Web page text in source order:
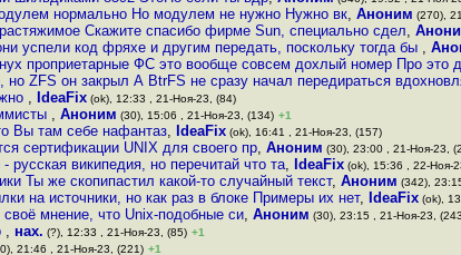
нормально Но модулем не нужно Нужно вк, Аноним (270),
Скажите спасибо фирме Sun, специально сдел,
успели код фряхе и другим передать, поскольку тогда бы ,
проприетарные ФС это вообще совсем дохлый номер Про это
но ZFS он закрыл А BtrFS не сразу начал передираться
, IdeaFix (ok), 12:33 , 21-Ноя-23, (84)
, Аноним (30), 15:06 , 21-Ноя-23, (134) +1
Вы там себе нафантаз, IdeaFix (ok), 16:41 , 21-Ноя-23, (157)
сертификации UNIX для своего пр, Аноним (30), 23:00 , 21-Ноя-23,
русская википедия, но перечитай что та, IdeaFix (ok), 15:36 , 22-Ноя-
Ты же скопипастил какой-то случайный текст, Аноним (342),
на источники, но как раз в блоке Примеры их нет, IdeaFix (ok),
мнение, что Unix-подобные си, Аноним (30), 23:15 , 21-Ноя-23,
, нах. (?), 12:33 , 21-Ноя-23, (85) +1
21:46 , 21-Ноя-23, (221) +1